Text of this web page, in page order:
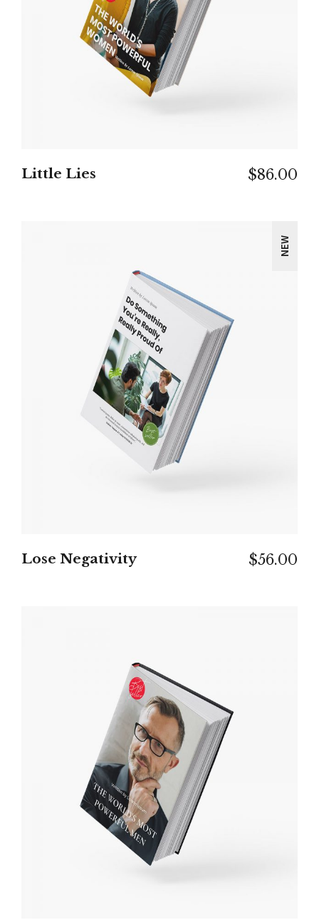
Little Lies $86.00
NEW
IN DEN WARENKORB
Lose Negativity $56.00
IN DEN WARENKORB